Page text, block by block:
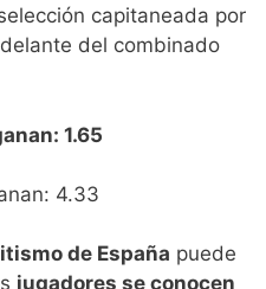
capitaneada por
del combinado
1.65
4.33
de España puede
jugadores se conocen